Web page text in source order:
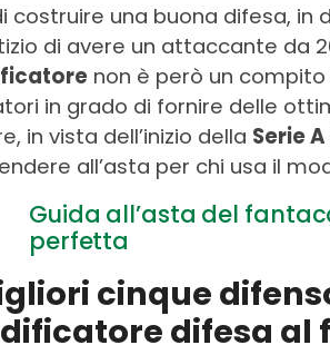
costruire una buona difesa,
di avere un attaccante da
non è però un
in grado di fornire delle
in vista dell’inizio della Serie
all’asta per chi usa il
Guida all’asta del
perfetta
cinque
difesa al